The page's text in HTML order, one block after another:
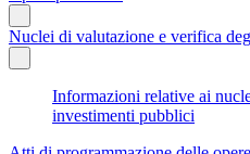
Nuclei di valutazione e verifica
Informazioni relative ai
investimenti pubblici